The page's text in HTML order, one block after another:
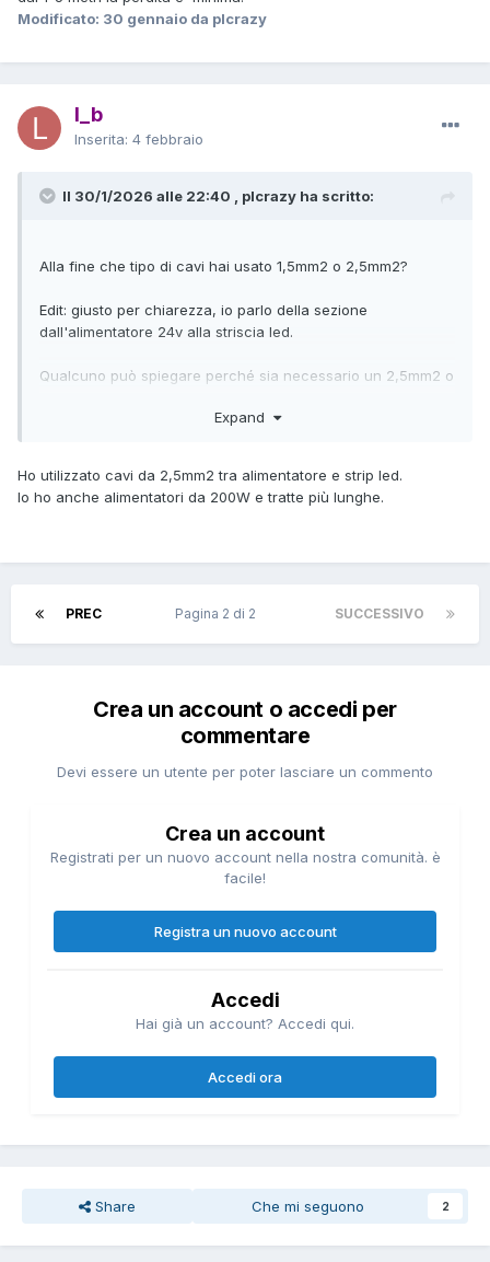
Modificato: 30 gennaio da plcrazy
l_b
Inserita: 4 febbraio
Il 30/1/2026 alle 22:40 , plcrazy ha scritto:
Alla fine che tipo di cavi hai usato 1,5mm2 o 2,5mm2?
Edit: giusto per chiarezza, io parlo della sezione
dall'alimentatore 24v alla striscia led.
Qualcuno può spiegare perché sia necessario un 2,5mm2 o
l'assorbimento e' circa 5A. Un cavo da 1,5mm2 viene usato
Expand
Ho utilizzato cavi da 2,5mm2 tra alimentatore e strip led.
Io ho anche alimentatori da 200W e tratte più lunghe.
PREC SUCCESSIVO
Pagina 2 di 2
Crea un account o accedi per
commentare
Devi essere un utente per poter lasciare un commento
Crea un account
Registrati per un nuovo account nella nostra comunità. è
facile!
Registra un nuovo account
Accedi
Hai già un account? Accedi qui.
Accedi ora
Share Che mi seguono 2